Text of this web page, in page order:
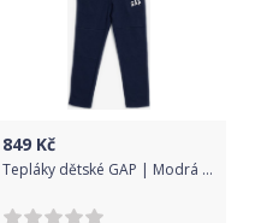
849 Kč
Tepláky dětské GAP | Modrá | Chlapecké | L